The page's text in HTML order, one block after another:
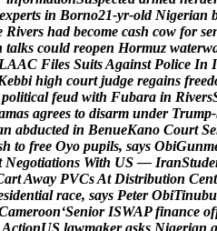
experts in Borno21-yr-old Nigerian
Rivers had become cash cow for se
talks could reopen Hormuz waterw
AAC Files SuitsAgainst Police In I
ebbi high court judge regains freed
political feud with Fubara in Rivers
mas agrees to disarm under Trump-
n abducted in BenueKano Court Se
h to free Oyo pupils, says ObiGunm
Negotiations With US — IranStude
artAway PVCsAt Distribution Cent
sidential race, says Peter ObiTinubu
ameroon‘Senior ISWAP finance of